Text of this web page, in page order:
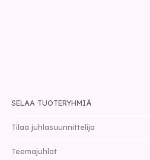
SELAA TUOTERYHMIÄ
Tilaa juhlasuunnittelija
Teemajuhlat